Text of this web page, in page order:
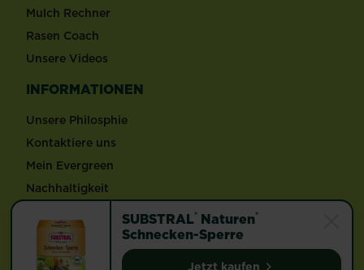
SUBSTRAL® Naturen®
Schnecken-Sperre
Mulch Rechner
Rasen Coach
Unsere Videos
INFORMATIONEN
Unsere Philosphie
Kontaktiere uns
Mein Evergreen
Nachhaltigkeit
Folge LiebeDeinenGarten